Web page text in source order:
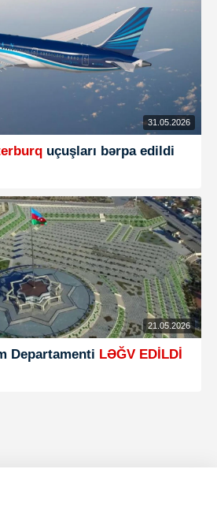
31.05.2026
uçuşları bərpa edildi
21.05.2026
Departamenti LƏĞV EDİLDİ